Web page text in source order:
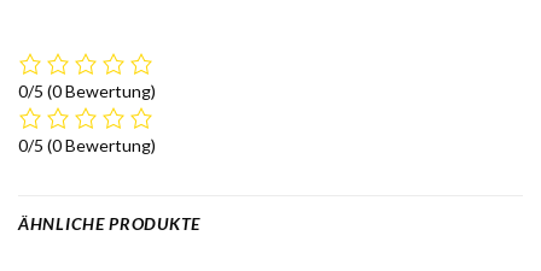
0/5 (0 Bewertung)
0/5 (0 Bewertung)
ÄHNLICHE PRODUKTE